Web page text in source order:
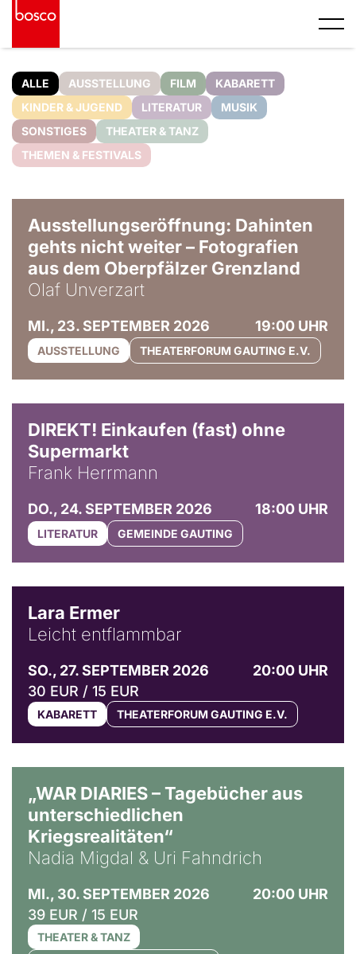
ALLE AUSSTELLUNG FILM
KABARETT
KINDER & JUGEND
LITERATUR
MUSIK
SONSTIGES
THEATER & TANZ
THEMEN & FESTIVALS
Ausstellungseröffnung: Dahinten
gehts nicht weiter – Fotografien
aus dem Oberpfälzer Grenzland
Olaf Unverzart
MI., 23. SEPTEMBER 2026 19:00 UHR
AUSSTELLUNG THEATERFORUM GAUTING E.V.
DIREKT! Einkaufen (fast) ohne
Supermarkt
Frank Herrmann
DO., 24. SEPTEMBER 2026 18:00 UHR
LITERATUR GEMEINDE GAUTING
Lara Ermer
Leicht entflammbar
SO., 27. SEPTEMBER 2026
20:00 UHR
30 EUR / 15 EUR
KABARETT THEATERFORUM GAUTING E.V.
„WAR DIARIES – Tagebücher aus
unterschiedlichen
Kriegsrealitäten“
Nadia Migdal & Uri Fahndrich
MI., 30. SEPTEMBER 2026
20:00 UHR
39 EUR / 15 EUR
THEATER & TANZ